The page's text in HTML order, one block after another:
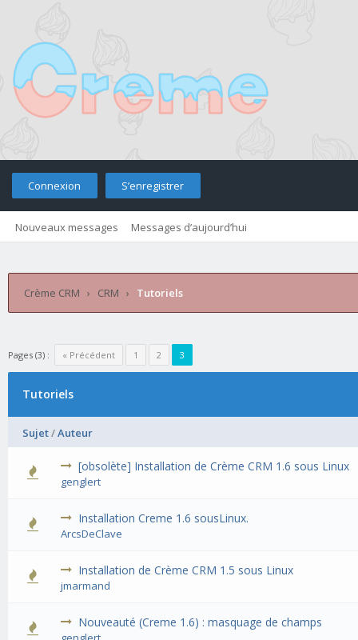
Connexion S’enregistrer
Nouveaux messages Messages d’aujourd’hui
Crème CRM › CRM › Tutoriels
Pages (3) : « Précédent 1 2 3
Tutoriels
Sujet/Auteur
[obsolète] Installation de Crème CRM 1.6 sous Linux
genglert
Installation Creme 1.6 sousLinux.
ArcsDeClave
Installation de Crème CRM 1.5 sous Linux
jmarmand
Nouveauté (Creme 1.6) : masquage de champs